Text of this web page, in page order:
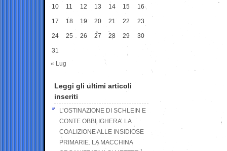
10 11 12 13 14 15 16
17 18 19 20 21 22 23
24 25 26 27 28 29 30
31
« Lug
Leggi gli ultimi articoli
inseriti
L’OSTINAZIONE DI SCHLEIN E
CONTE OBBLIGHERA’ LA
COALIZIONE ALLE INSIDIOSE
PRIMARIE. LA MACCHINA